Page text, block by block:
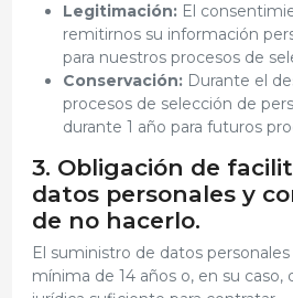
Legitimación:El
remitirnos su información
para nuestros procesos de
Conservación:Durante el
procesos de selección de
durante 1 año para futuros
3. Obligación de
datos personales y
de no hacerlo.
El suministro de datos
mínima de 14 años o, en su caso,